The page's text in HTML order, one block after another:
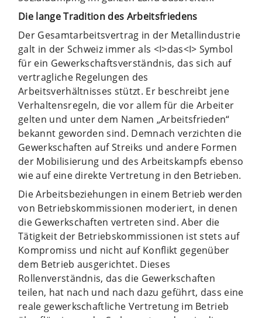
Die lange Tradition des Arbeitsfriedens
Der Gesamtarbeitsvertrag in der Metallindustrie
galt in der Schweiz immer als <I>das<I> Symbol
für ein Gewerkschaftsverständnis, das sich auf
vertragliche Regelungen des
Arbeitsverhältnisses stützt. Er beschreibt jene
Verhaltensregeln, die vor allem für die Arbeiter
gelten und unter dem Namen „Arbeitsfrieden“
bekannt geworden sind. Demnach verzichten die
Gewerkschaften auf Streiks und andere Formen
der Mobilisierung und des Arbeitskampfs ebenso
wie auf eine direkte Vertretung in den Betrieben.
Die Arbeitsbeziehungen in einem Betrieb werden
von Betriebskommissionen moderiert, in denen
die Gewerkschaften vertreten sind. Aber die
Tätigkeit der Betriebskommissionen ist stets auf
Kompromiss und nicht auf Konflikt gegenüber
dem Betrieb ausgerichtet. Dieses
Rollenverständnis, das die Gewerkschaften
teilen, hat nach und nach dazu geführt, dass eine
reale gewerkschaftliche Vertretung im Betrieb